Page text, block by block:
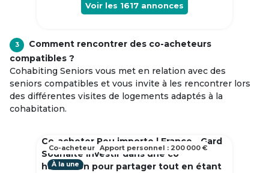
Voir les 1617 annonces
3
Comment rencontrer des co-acheteurs
compatibles ?
Cohabiting Seniors vous met en relation avec des
seniors compatibles et vous invite à les rencontrer lors
des différentes visites de logements adaptés à la
cohabitation.
Co-acheter Peu importe | France - Gard
Souhaite investir dans une co
habitation pour partager tout en étant
À la une
Co-acheteur Apport personnel : 200 000 €